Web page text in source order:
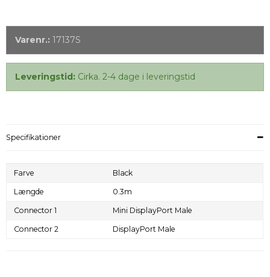
Varenr.: 17137S
Leveringstid: Cirka. 2-4 dage i leveringstid
Specifikationer
Farve Black
Længde 0.3m
Connector 1 Mini DisplayPort Male
Connector 2 DisplayPort Male